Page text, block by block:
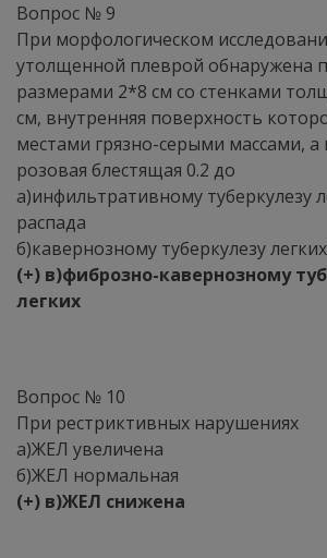
Вопрос № 9
При морфологическом
утолщенной плеврой обнаружена
размерами 2*8 см со стенками
см, внутренняя поверхность
местами грязно-серыми массами, а
розовая блестящая 0.2 до
а)инфильтративному туберкулезу
распада
б)кавернозному туберкулезу легких
(+) в)фиброзно-кавернозному
легких
Вопрос № 10
При рестриктивных нарушениях
а)ЖЕЛ увеличена
б)ЖЕЛ нормальная
(+) в)ЖЕЛ снижена